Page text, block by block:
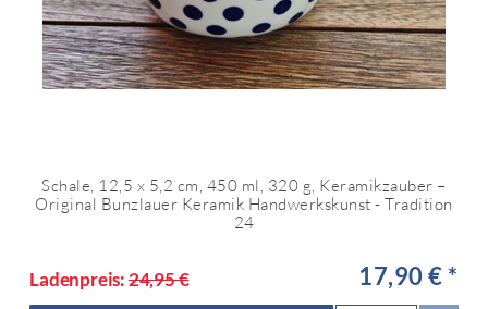
Schale, 12,5 x 5,2 cm, 450 ml, 320 g, Keramikzauber –
Original Bunzlauer Keramik Handwerkskunst - Tradition
24
Ladenpreis:24,95 € 17,90 € *